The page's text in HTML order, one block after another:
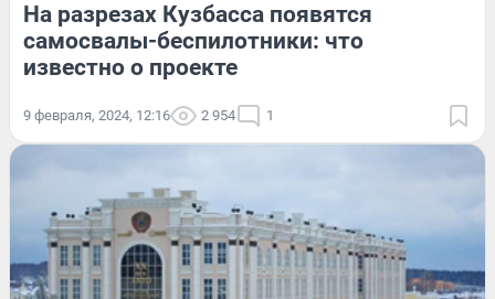
На разрезах Кузбасса появятся
самосвалы-беспилотники: что
известно о проекте
9 февраля, 2024, 12:16 2 954 1